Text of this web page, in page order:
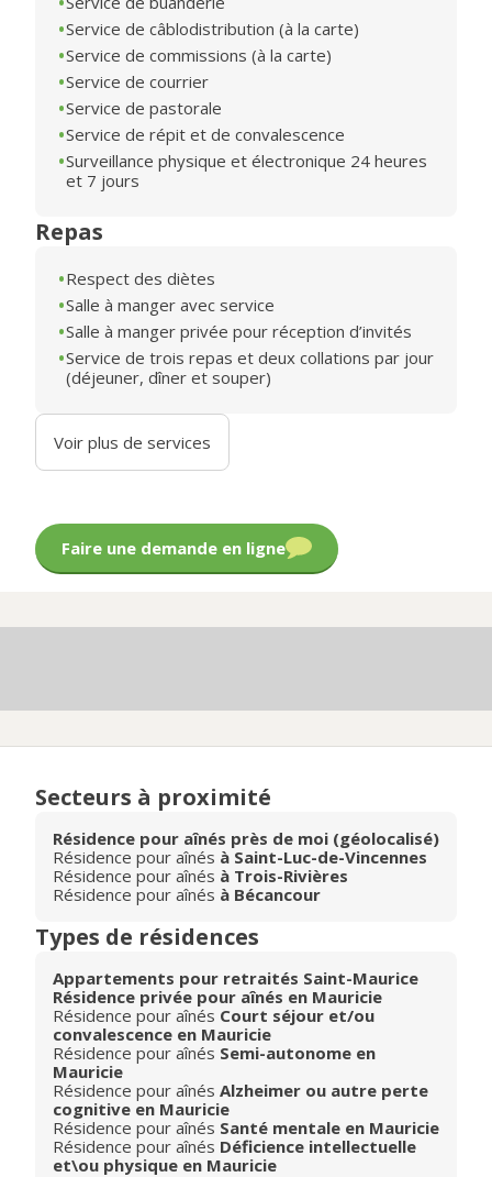
Service de câblodistribution (à la carte)
Service de commissions (à la carte)
Service de courrier
Service de pastorale
Service de répit et de convalescence
Surveillance physique et électronique 24 heures
et 7 jours
Repas
Respect des diètes
Salle à manger avec service
Salle à manger privée pour réception d’invités
Service de trois repas et deux collations par jour
(déjeuner, dîner et souper)
Voir plus de services
Faire une demande en ligne
Secteurs à proximité
Résidence pour aînés près de moi (géolocalisé)
Résidence pour aînés à Saint-Luc-de-Vincennes
Résidence pour aînés à Trois-Rivières
Résidence pour aînés à Bécancour
Types de résidences
Appartements pour retraités Saint-Maurice
Résidence privée pour aînés en Mauricie
Résidence pour aînés Court séjour et/ou
convalescence en Mauricie
Résidence pour aînés Semi-autonome en
Mauricie
Résidence pour aînés Alzheimer ou autre perte
cognitive en Mauricie
Résidence pour aînés Santé mentale en Mauricie
Résidence pour aînés Déficience intellectuelle
et\ou physique en Mauricie